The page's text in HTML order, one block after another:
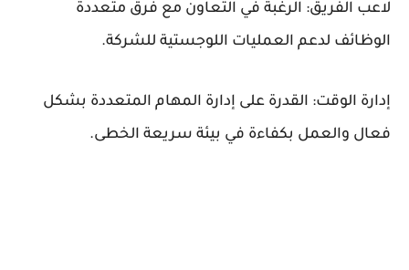
لاعب الفريق: الرغبة في التعاون مع فرق متعددة
الوظائف لدعم العمليات اللوجستية للشركة.
إدارة الوقت: القدرة على إدارة المهام المتعددة بشكل
فعال والعمل بكفاءة في بيئة سريعة الخطى.